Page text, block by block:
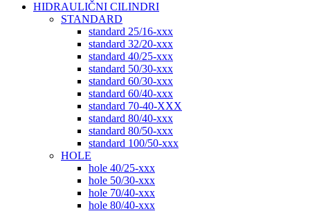
HIDRAULIČNI CILINDRI
STANDARD
standard 25/16-xxx
standard 32/20-xxx
standard 40/25-xxx
standard 50/30-xxx
standard 60/30-xxx
standard 60/40-xxx
standard 70-40-XXX
standard 80/40-xxx
standard 80/50-xxx
standard 100/50-xxx
HOLE
hole 40/25-xxx
hole 50/30-xxx
hole 70/40-xxx
hole 80/40-xxx